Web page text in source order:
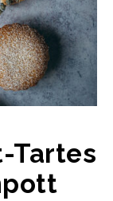
Tartes